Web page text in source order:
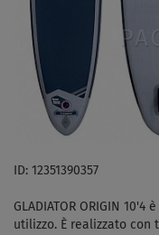
ID: 12351390357
GLADIATOR ORIGIN
utilizzo. È realizzato con